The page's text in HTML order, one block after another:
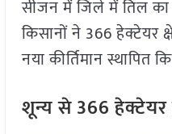
सीजन में जिले में तिल का
किसानों ने 366 हेक्टेयर
नया कीर्तिमान स्थापित
शून्य से 366